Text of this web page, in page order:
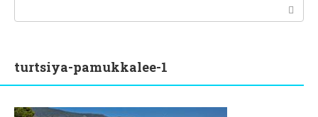
Поиск:
turtsiya-pamukkalee-1